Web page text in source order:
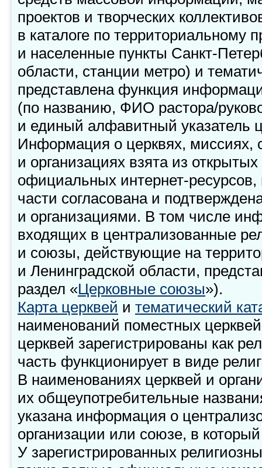
проектов и творческих
в каталоге по территориальному
и населенные пункты Санкт-
области, станции метро) и
представлена функция
(по названию, ФИО растора/
и единый алфавитный указатель
Информация о церквях, миссиях,
и организациях взята из
официальных интернет-ресурсов,
части согласована и
и организациями. В том числе
входящих в централизованные
и союзы, действующие на
и Ленинградской области,
раздел «Церковные союзы»).
Карта церквей и тематический
наименований поместных
церквей зарегистрированы как
часть функционирует в виде
В наименованиях церквей и
их общеупотребительные
указана информация о
организации или союзе, в
У зарегистрированных